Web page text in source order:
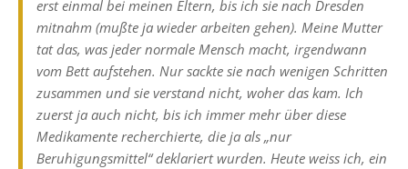
erst einmal bei meinen Eltern, bis ich sie nach Dresden
mitnahm (mußte ja wieder arbeiten gehen). Meine Mutter
tat das, was jeder normale Mensch macht, irgendwann
vom Bett aufstehen. Nur sackte sie nach wenigen Schritten
zusammen und sie verstand nicht, woher das kam. Ich
zuerst ja auch nicht, bis ich immer mehr über diese
Medikamente recherchierte, die ja als „nur
Beruhigungsmittel“ deklariert wurden. Heute weiss ich, ein